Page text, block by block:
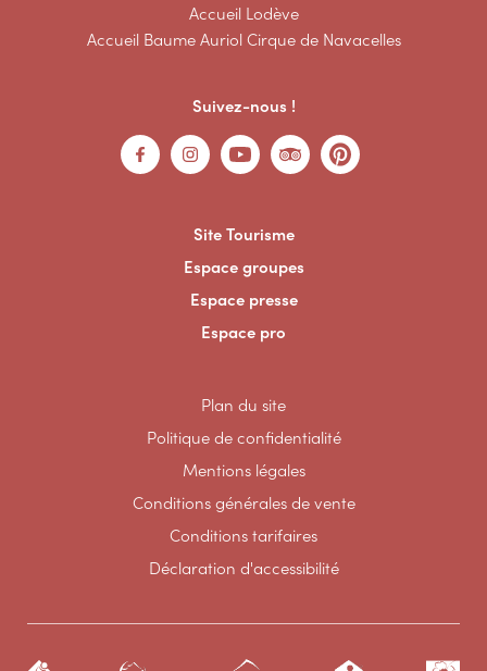
Accueil Lodève
Accueil Baume Auriol Cirque de Navacelles
Suivez-nous !
Site Tourisme
Espace groupes
Espace presse
Espace pro
Plan du site
Politique de confidentialité
Mentions légales
Conditions générales de vente
Conditions tarifaires
Déclaration d'accessibilité